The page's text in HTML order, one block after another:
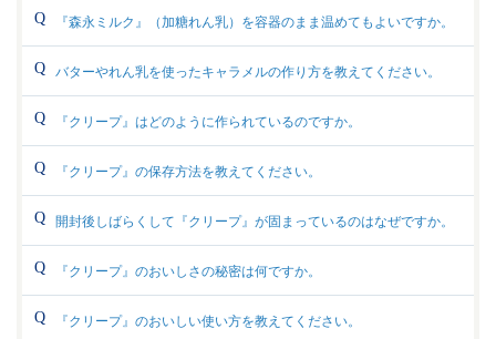
『森永ミルク』（加糖れん乳）を容器のまま温めてもよいですか。
バターやれん乳を使ったキャラメルの作り方を教えてください。
『クリープ』はどのように作られているのですか。
『クリープ』の保存方法を教えてください。
開封後しばらくして『クリープ』が固まっているのはなぜですか。
『クリープ』のおいしさの秘密は何ですか。
『クリープ』のおいしい使い方を教えてください。